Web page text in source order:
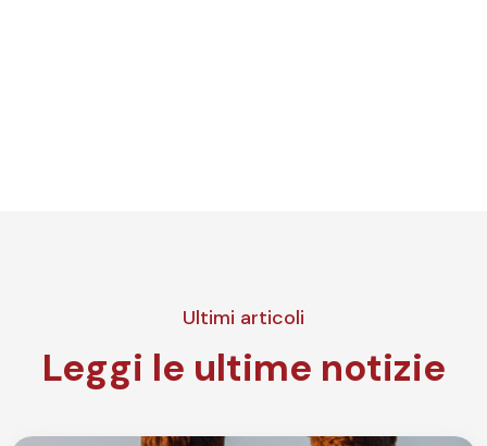
Ultimi articoli
Leggi le ultime notizie